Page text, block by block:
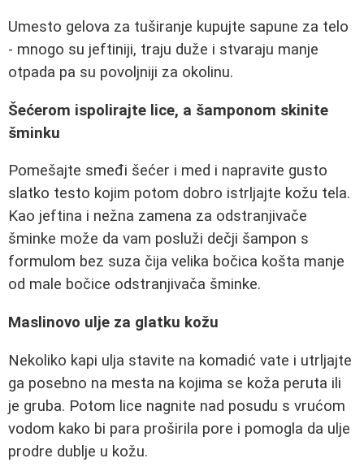
Umesto gelova za tuširanje kupujte sapune za telo
- mnogo su jeftiniji, traju duže i stvaraju manje
otpada pa su povoljniji za okolinu.
Šećerom ispolirajte lice, a šamponom skinite
šminku
Pomešajte smeđi šećer i med i napravite gusto
slatko testo kojim potom dobro istrljajte kožu tela.
Kao jeftina i nežna zamena za odstranjivače
šminke može da vam posluži dečji šampon s
formulom bez suza čija velika bočica košta manje
od male bočice odstranjivača šminke.
Maslinovo ulje za glatku kožu
Nekoliko kapi ulja stavite na komadić vate i utrljajte
ga posebno na mesta na kojima se koža peruta ili
je gruba. Potom lice nagnite nad posudu s vrućom
vodom kako bi para proširila pore i pomogla da ulje
prodre dublje u kožu.